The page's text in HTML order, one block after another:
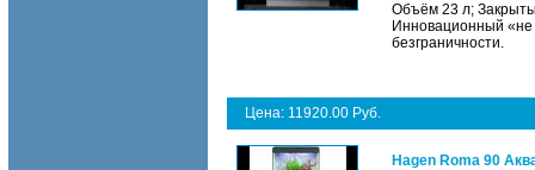
Объём 23 л;
Инновационный
безграничности.
Цена: 11920.00 Руб.
Hagen Roma 90